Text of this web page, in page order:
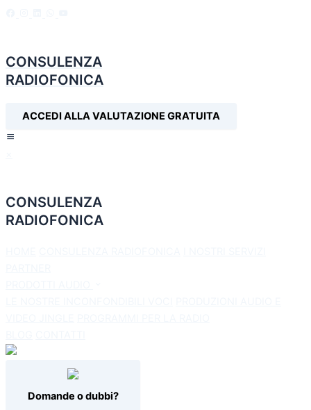
CONSULENZA
RADIOFONICA
ACCEDI ALLA VALUTAZIONE GRATUITA
CONSULENZA
RADIOFONICA
Domande o dubbi?